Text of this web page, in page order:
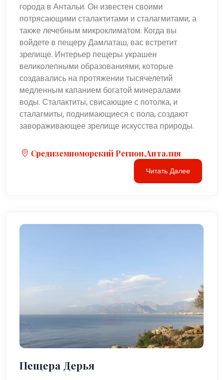
города в Антальи. Он известен своими
потрясающими сталактитами и сталагмитами, а
также лечебным микроклиматом. Когда вы
войдете в пещеру Дамлаташ, вас встретит
зрелище. Интерьер пещеры украшен
великолепными образованиями, которые
создавались на протяжении тысячелетий
медленным капанием богатой минералами
воды. Сталактиты, свисающие с потолка, и
сталагмиты, поднимающиеся с пола, создают
завораживающее зрелище искусства природы.
Средиземноморский Регион,Анталия
Читать Далее
Пещера Дерья